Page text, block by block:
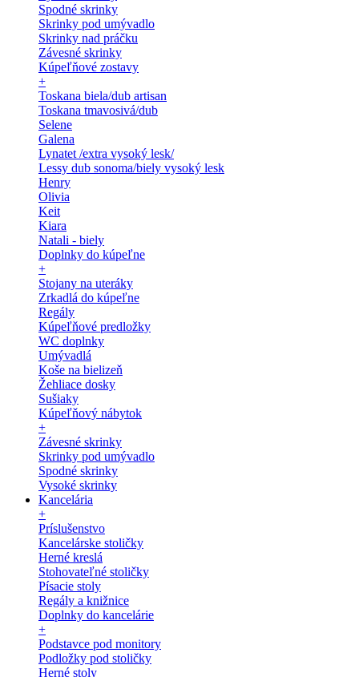
Spodné skrinky
Skrinky pod umývadlo
Skrinky nad práčku
Závesné skrinky
Kúpeľňové zostavy
+
Toskana biela/dub artisan
Toskana tmavosivá/dub
Selene
Galena
Lynatet /extra vysoký lesk/
Lessy dub sonoma/biely vysoký lesk
Henry
Olivia
Keit
Kiara
Natali - biely
Doplnky do kúpeľne
+
Stojany na uteráky
Zrkadlá do kúpeľne
Regály
Kúpeľňové predložky
WC doplnky
Umývadlá
Koše na bielizeň
Žehliace dosky
Sušiaky
Kúpeľňový nábytok
+
Závesné skrinky
Skrinky pod umývadlo
Spodné skrinky
Vysoké skrinky
Kancelária
+
Príslušenstvo
Kancelárske stoličky
Herné kreslá
Stohovateľné stoličky
Písacie stoly
Regály a knižnice
Doplnky do kancelárie
+
Podstavce pod monitory
Podložky pod stoličky
Herné stoly